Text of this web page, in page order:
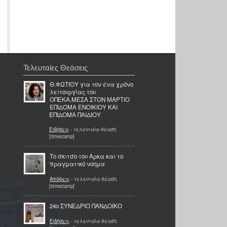
Τελευταίες Θεάσεις
Θ.ΦΩΤΙΟΥ για τον ένα χρόνο
λειτουργίας του
ΟΠΕΚΑ.ΜΕΣΑ ΣΤΟΝ ΜΑΡΤΙΟ
ΕΠΙΔΟΜΑ ΕΝΟΙΚΙΟΥ ΚΑΙ
ΕΠΙΔΟΜΑ ΠΑΙΔΙΟΥ
Ειδήσεις - τελευταία θέαση
[timestamp]
Το σκιτσο του Αρκα και το
πραγματικό νοημα
Απόψεις - τελευταία θέαση
[timestamp]
24ο ΣΥΝΕΔΡΙΟ ΠΑΝΔΟΙΚΟ
Ειδήσεις - τελευταία θέαση